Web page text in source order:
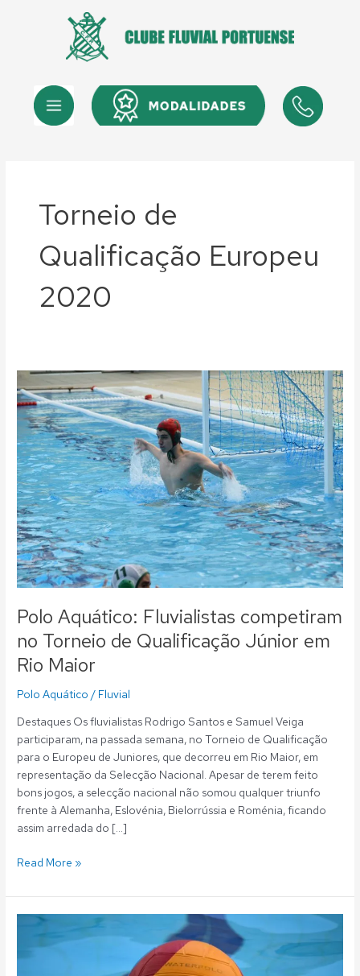
Menu Menu
Torneio de
Qualificação Europeu
2020
Polo Aquático: Fluvialistas competiram
no Torneio de Qualificação Júnior em
Rio Maior
Polo Aquático / Fluvial
Destaques Os fluvialistas Rodrigo Santos e Samuel Veiga
participaram, na passada semana, no Torneio de Qualificação
para o Europeu de Juniores, que decorreu em Rio Maior, em
representação da Selecção Nacional. Apesar de terem feito
bons jogos, a selecção nacional não somou qualquer triunfo
frente à Alemanha, Eslovénia, Bielorrússia e Roménia, ficando
assim arredada do […]
Polo
Aquático:
Fluvialistas
competiram
no
Torneio
de
Qualificação
Júnior
em
Rio
Maior
Read More »
Polo
Aquático:
Rodrigo